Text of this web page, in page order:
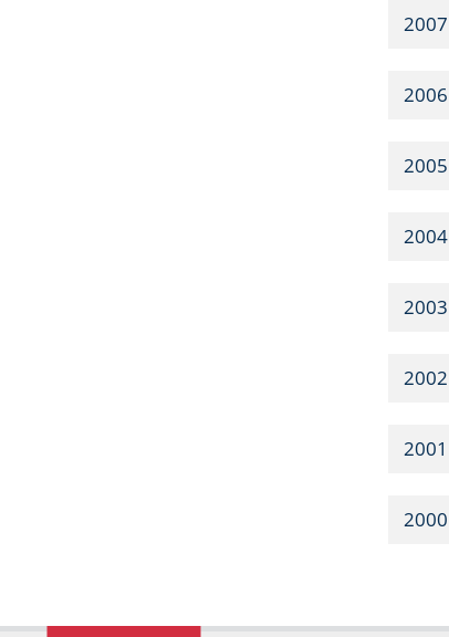
2007
2006
2005
2004
2003
2002
2001
2000